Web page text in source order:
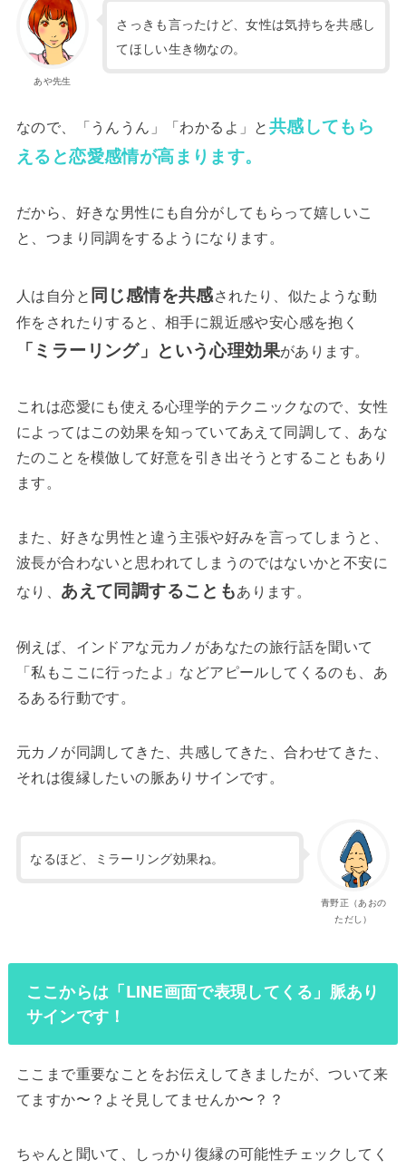
あや先生
さっきも言ったけど、女性は気持ちを共感し
てほしい生き物なの。
なので、「うんうん」「わかるよ」と共感してもら
えると恋愛感情が高まります。
だから、好きな男性にも自分がしてもらって嬉しいこ
と、つまり同調をするようになります。
人は自分と同じ感情を共感されたり、似たような動
作をされたりすると、相手に親近感や安心感を抱く
「ミラーリング」という心理効果があります。
これは恋愛にも使える心理学的テクニックなので、女性
によってはこの効果を知っていてあえて同調して、あな
たのことを模倣して好意を引き出そうとすることもあり
ます。
また、好きな男性と違う主張や好みを言ってしまうと、
波長が合わないと思われてしまうのではないかと不安に
なり、 あえて同調することもあります。
例えば、インドアな元カノがあなたの旅行話を聞いて
「私もここに行ったよ」などアピールしてくるのも、あ
るある行動です。
元カノが同調してきた、共感してきた、合わせてきた、
それは復縁したいの脈ありサインです。
青野正（あおの
ただし）
なるほど、ミラーリング効果ね。
ここからは「LINE画面で表現してくる」脈あり
サインです！
ここまで重要なことをお伝えしてきましたが、ついて来
てますか〜？よそ見してませんか〜？？
ちゃんと聞いて、しっかり復縁の可能性チェックしてく